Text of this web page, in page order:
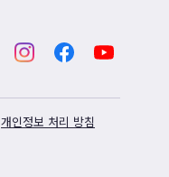
개인정보 처리 방침